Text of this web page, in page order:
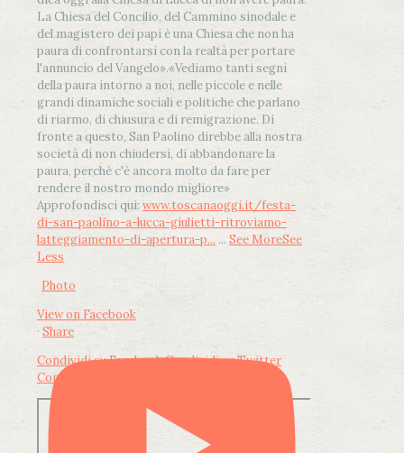
La Chiesa del Concilio, del Cammino sinodale e
del magistero dei papi è una Chiesa che non ha
paura di confrontarsi con la realtà per portare
l'annuncio del Vangelo».«Vediamo tanti segni
della paura intorno a noi, nelle piccole e nelle
grandi dinamiche sociali e politiche che parlano
di riarmo, di chiusura e di remigrazione. Di
fronte a questo, San Paolino direbbe alla nostra
società di non chiudersi, di abbandonare la
paura, perché c'è ancora molto da fare per
rendere il nostro mondo migliore»
Approfondisci qui: www.toscanaoggi.it/festa-
di-san-paolino-a-lucca-giulietti-ritroviamo-
latteggiamento-di-apertura-p... ... See MoreSee
Less
Photo
View on Facebook
· Share
Condividi su FacebookCondividi su Twitter
Condividi su LinkedIn